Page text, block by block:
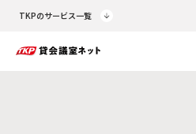
TKPのサービス一覧